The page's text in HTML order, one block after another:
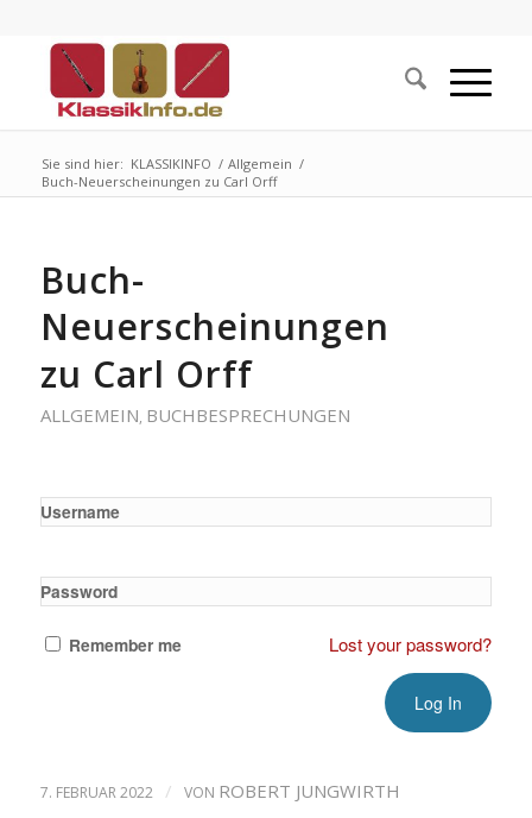
Sie sind hier: KLASSIKINFO / Allgemein /
Buch-Neuerscheinungen zu Carl Orff
Buch-
Neuerscheinungen
zu Carl Orff
ALLGEMEIN, BUCHBESPRECHUNGEN
Username
Password
Remember me Lost your password?
7. FEBRUAR 2022 / VON ROBERT JUNGWIRTH